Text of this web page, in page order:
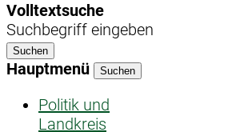
Volltextsuche
Suchbegriff eingeben
Suchen
Hauptmenü Suchen
Politik und
Landkreis